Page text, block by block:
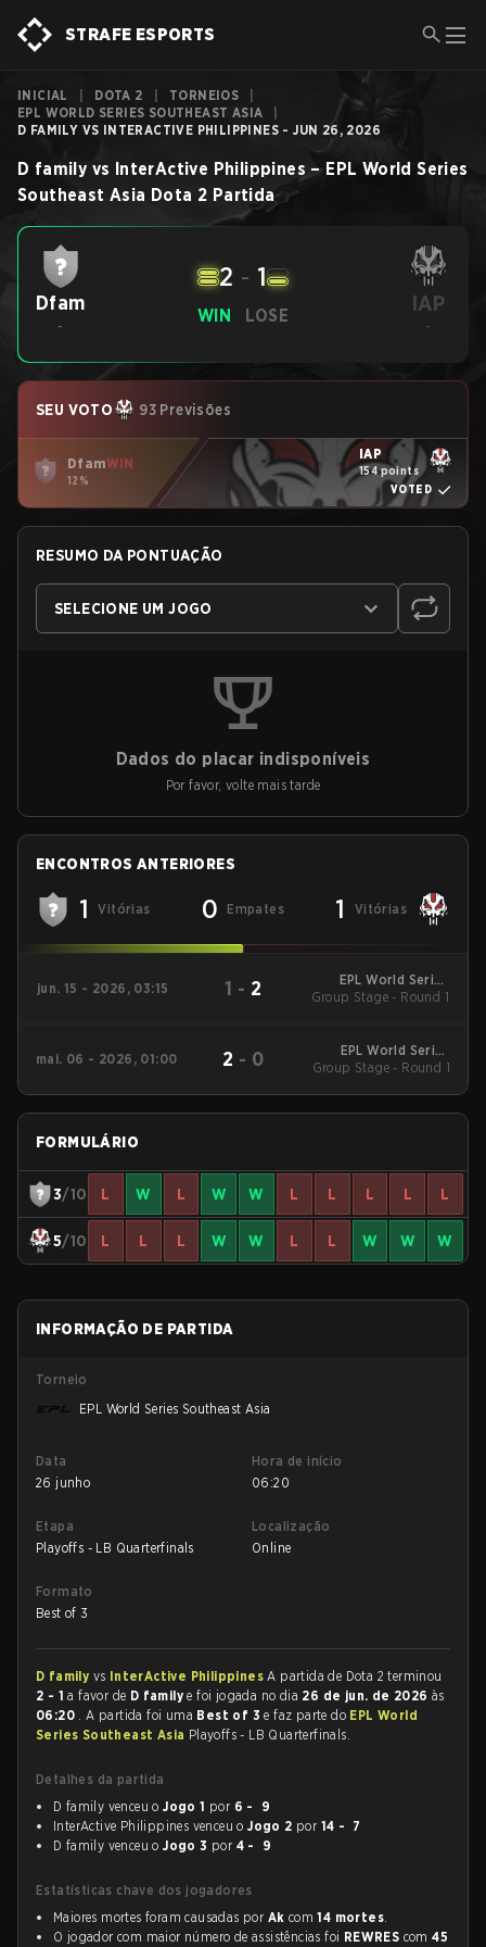
STRAFE ESPORTS
INICIAL DOTA 2 TORNEIOS
EPL WORLD SERIES SOUTHEAST ASIA
D FAMILY VS INTERACTIVE PHILIPPINES - JUN 26, 2026
D family vs InterActive Philippines – EPL World Series
Southeast Asia Dota 2 Partida
Dfam
-
WIN
2 - 1
LOSE IAP
-
SEU VOTO 93 Previsões
DfamWIN
12%
IAP
154 points
VOTED
RESUMO DA PONTUAÇÃO
SELECIONE UM JOGO
Dados do placar indisponíveis
Por favor, volte mais tarde
ENCONTROS ANTERIORES
1 Vitórias 0 Empates 1 Vitórias
jun. 15 - 2026, 03:15 1 - 2
EPL World Series
Southeast Asia
Group Stage - Round 1
mai. 06 - 2026, 01:00 2 - 0
EPL World Series
Southeast Asia
Group Stage - Round 1
FORMULÁRIO
3/10 L W L W W L L L L L
5/10 L L L W W L L W W W
INFORMAÇÃO DE PARTIDA
Torneio
EPL World Series Southeast Asia
Data
26 junho
Hora de início
06:20
Etapa
Playoffs - LB Quarterfinals
Localização
Online
Formato
Best of 3
D family vs InterActive PhilippinesA partida de Dota 2 terminou
2 - 1 a favor de D familye foi jogada no dia 26 de jun. de 2026às
06:20 . A partida foi uma Best of 3e faz parte do EPL World
Series Southeast Asia Playoffs - LB Quarterfinals.
Detalhes da partida
D family venceu oJogo 1 por 6 - 9
InterActive Philippines venceu oJogo 2 por 14 - 7
D family venceu oJogo 3 por 4 - 9
Estatísticas chave dos jogadores
Maiores mortes foram causadas por Ak com14 mortes.
O jogador com maior número de assistências foi REWRES com45